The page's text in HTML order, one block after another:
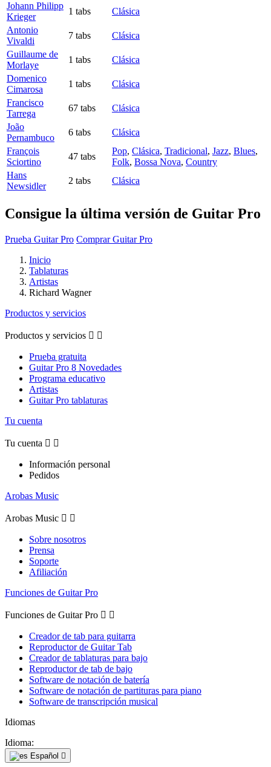
Johann Philipp
Krieger
1 tabs
Clásica
Antonio
Vivaldi
7 tabs
Clásica
Guillaume de
Morlaye
1 tabs
Clásica
Domenico
Cimarosa
1 tabs
Clásica
Francisco
Tarrega
67 tabs
Clásica
João
Pernambuco
6 tabs
Clásica
François
Sciortino
47 tabs
Pop, Clásica, Tradicional, Jazz, Blues,
Folk, Bossa Nova, Country
Hans
Newsidler
2 tabs Clásica
Consigue la última versión de Guitar Pro
Prueba Guitar Pro Comprar Guitar Pro
Inicio
Tablaturas
Artistas
Richard Wagner
Productos y servicios
Productos y servicios  
Prueba gratuita
Guitar Pro 8 Novedades
Programa educativo
Artistas
Guitar Pro tablaturas
Tu cuenta
Tu cuenta  
Información personal
Pedidos
Arobas Music
Arobas Music  
Sobre nosotros
Prensa
Soporte
Afiliación
Funciones de Guitar Pro
Funciones de Guitar Pro  
Creador de tab para guitarra
Reproductor de Guitar Tab
Creador de tablaturas para bajo
Reproductor de tab de bajo
Software de notación de batería
Software de notación de partituras para piano
Software de transcripción musical
Idiomas
Idioma:
Español 